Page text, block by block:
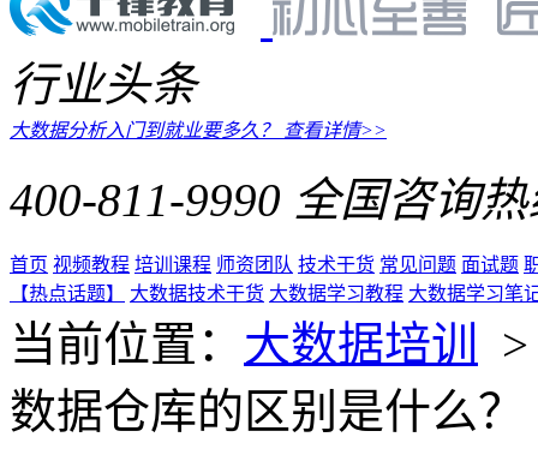
行业头条
大数据分析入门到就业要多久？ 查看详情>>
400-811-9990 全国咨询
首页 视频教程 培训课程 师资团队 技术干货 常见问题 面试题
【热点话题】
大数据技术干货 大数据学习教程 大数据学习笔
当前位置： 大数据培训
数据仓库的区别是什么？